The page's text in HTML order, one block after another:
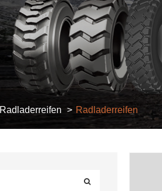
Radladerreifen Radladerreifen